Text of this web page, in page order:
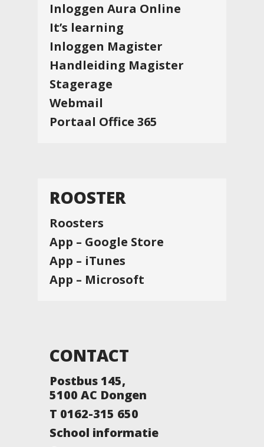
Inloggen Aura Online
It’s learning
Inloggen Magister
Handleiding Magister
Stagerage
Webmail
Portaal Office 365
ROOSTER
Roosters
App – Google Store
App – iTunes
App – Microsoft
CONTACT
Postbus 145,
5100 AC Dongen
T 0162-315 650
School informatie